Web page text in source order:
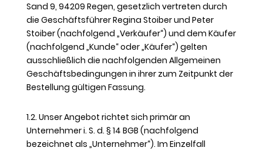
Sand 9, 94209 Regen, gesetzlich vertreten durch
die Geschäftsführer Regina Stoiber und Peter
Stoiber (nachfolgend „Verkäufer“) und dem Käufer
(nachfolgend „Kunde“ oder „Käufer“) gelten
ausschließlich die nachfolgenden Allgemeinen
Geschäftsbedingungen in ihrer zum Zeitpunkt der
Bestellung gültigen Fassung.
1.2. Unser Angebot richtet sich primär an
Unternehmer i. S. d. § 14 BGB (nachfolgend
bezeichnet als „Unternehmer“). Im Einzelfall